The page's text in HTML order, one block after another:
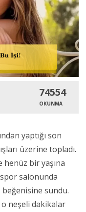
74554
OKUNMA
yaptığı son
üzerine topladı.
henüz bir yaşına
salonunda
sundu.
o neşeli dakikalar